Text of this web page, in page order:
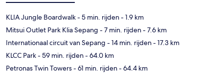
KLIA Jungle Boardwalk- 5 min. rijden- 1.9 km
Mitsui Outlet Park Klia Sepang - 7 min. rijden- 7.6 km
Internationaal circuit van Sepang - 14 min. rijden- 17.3 km
KLCC Park- 59 min. rijden- 64.0 km
Petronas Twin Towers- 61 min. rijden- 64.4 km